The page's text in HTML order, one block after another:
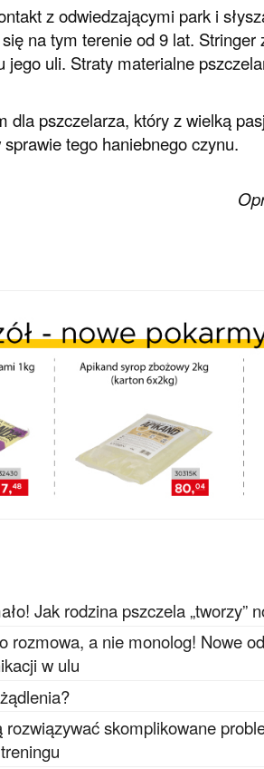
z odwiedzającymi park i
na tym terenie od 9 lat. Stringer
uli. Straty materialne
pszczelarza, który z wielką
tego haniebnego czynu.
Jak rodzina pszczela „tworzy”
rozmowa, a nie monolog! Nowe
w ulu
rozwiązywać skomplikowane